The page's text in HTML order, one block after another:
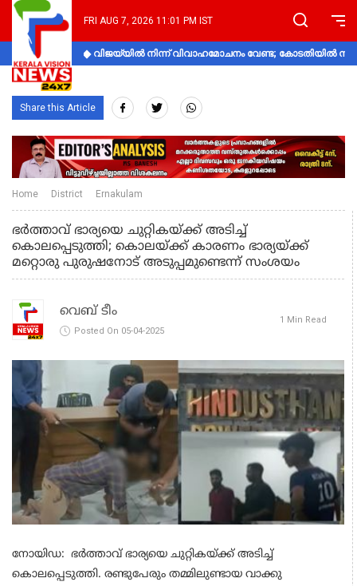
FRI AUG 7, 2026 11:01 PM IST
വിജയ്‌യിൽ നിന്ന് വിവാഹമോചനം വേണ്ട; കോടതിയിൽ
Share this Article
Home District Ernakulam
ഭർത്താവ് ഭാര്യയെ ചുറ്റികയ്ക്ക് അടിച്ച്
കൊലപ്പെടുത്തി; കൊലയ്ക്ക് കാരണം ഭാര്യയ്ക്ക്
മറ്റൊരു പുരുഷനോട് അടുപ്പമുണ്ടെന്ന് സംശയം
വെബ് ടീം
Posted On 05-04-2025
1 Min Read
നോയിഡ: ഭർത്താവ് ഭാര്യയെ ചുറ്റികയ്ക്ക് അടിച്ച്
കൊലപ്പെടുത്തി. രണ്ടുപേരും തമ്മിലുണ്ടായ വാക്കു